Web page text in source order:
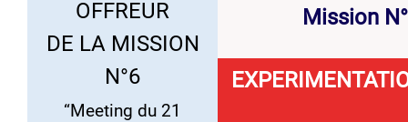
OFFREUR
DE LA MISSION
N°6
“Meeting du 21
Mission